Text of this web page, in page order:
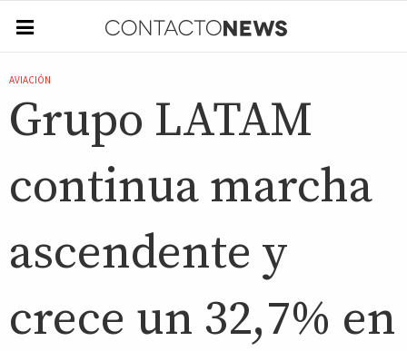
AVIACIÓN
Grupo LATAM
continua marcha
ascendente y
crece un 32,7% en